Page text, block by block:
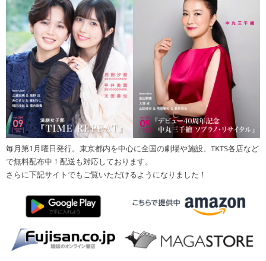
毎月第1月曜日発行。東京都内を中心に全国の劇場や施設、TKTS各店など
で無料配布中！配送も対応しております。
さらに下記サイトでもご覧いただけるようになりました！